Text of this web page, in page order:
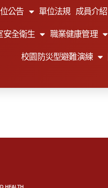
公告 單位法規 成員介紹
安全衛生 職業健康管理
校園防災型避難演練